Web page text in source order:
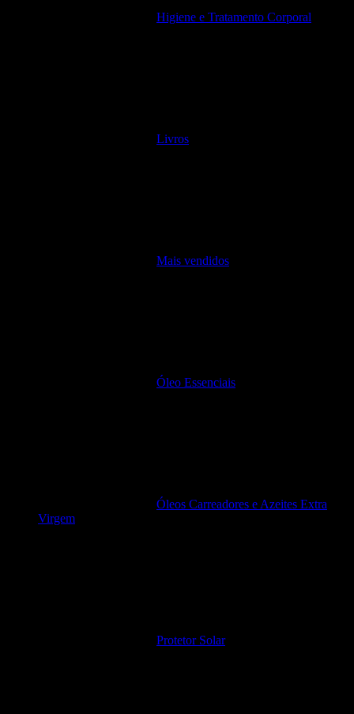
Higiene e Tratamento Corporal
Livros
Mais vendidos
Óleo Essenciais
Óleos Carreadores e Azeites Extra
Virgem
Protetor Solar